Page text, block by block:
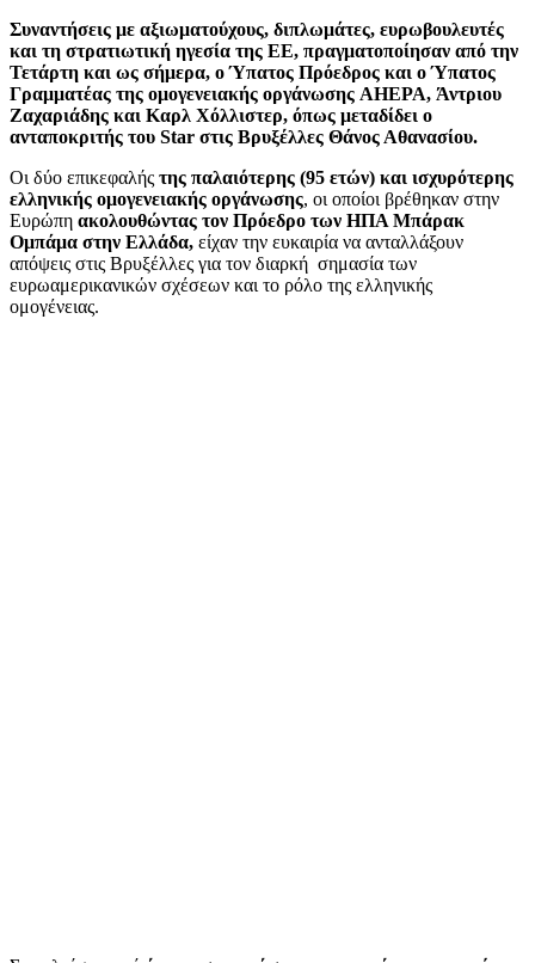
Συναντήσεις με αξιωματούχους, διπλωμάτες, ευρωβουλευτές
και τη στρατιωτική ηγεσία της ΕΕ, πραγματοποίησαν από την
Τετάρτη και ως σήμερα, ο Ύπατος Πρόεδρος και ο Ύπατος
Γραμματέας της ομογενειακής οργάνωσης AHEPA, Άντριoυ
Ζαχαριάδης και Καρλ Χόλλιστερ, όπως μεταδίδει ο
ανταποκριτής του Star στις Βρυξέλλες Θάνος Αθανασίου.
Οι δύο επικεφαλής της παλαιότερης (95 ετών) και ισχυρότερης
ελληνικής ομογενειακής οργάνωσης, οι οποίοι βρέθηκαν στην
Ευρώπη ακολουθώντας τον Πρόεδρο των ΗΠΑ Μπάρακ
Ομπάμα στην Ελλάδα, είχαν την ευκαιρία να ανταλλάξουν
απόψεις στις Βρυξέλλες για τον διαρκή σημασία των
ευρωαμερικανικών σχέσεων και το ρόλο της ελληνικής
ομογένειας.